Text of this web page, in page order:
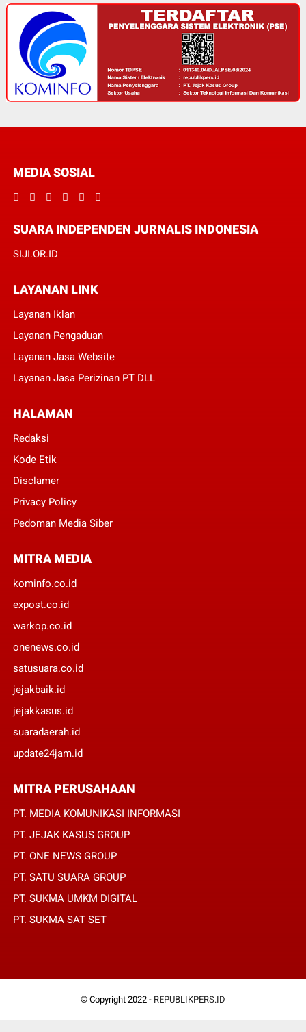
MEDIA SOSIAL
SUARA INDEPENDEN JURNALIS INDONESIA
SIJI.OR.ID
LAYANAN LINK
Layanan Iklan
Layanan Pengaduan
Layanan Jasa Website
Layanan Jasa Perizinan PT DLL
HALAMAN
Redaksi
Kode Etik
Disclamer
Privacy Policy
Pedoman Media Siber
MITRA MEDIA
kominfo.co.id
expost.co.id
warkop.co.id
onenews.co.id
satusuara.co.id
jejakbaik.id
jejakkasus.id
suaradaerah.id
update24jam.id
MITRA PERUSAHAAN
PT. MEDIA KOMUNIKASI INFORMASI
PT. JEJAK KASUS GROUP
PT. ONE NEWS GROUP
PT. SATU SUARA GROUP
PT. SUKMA UMKM DIGITAL
PT. SUKMA SAT SET
© Copyright 2022 - REPUBLIKPERS.ID